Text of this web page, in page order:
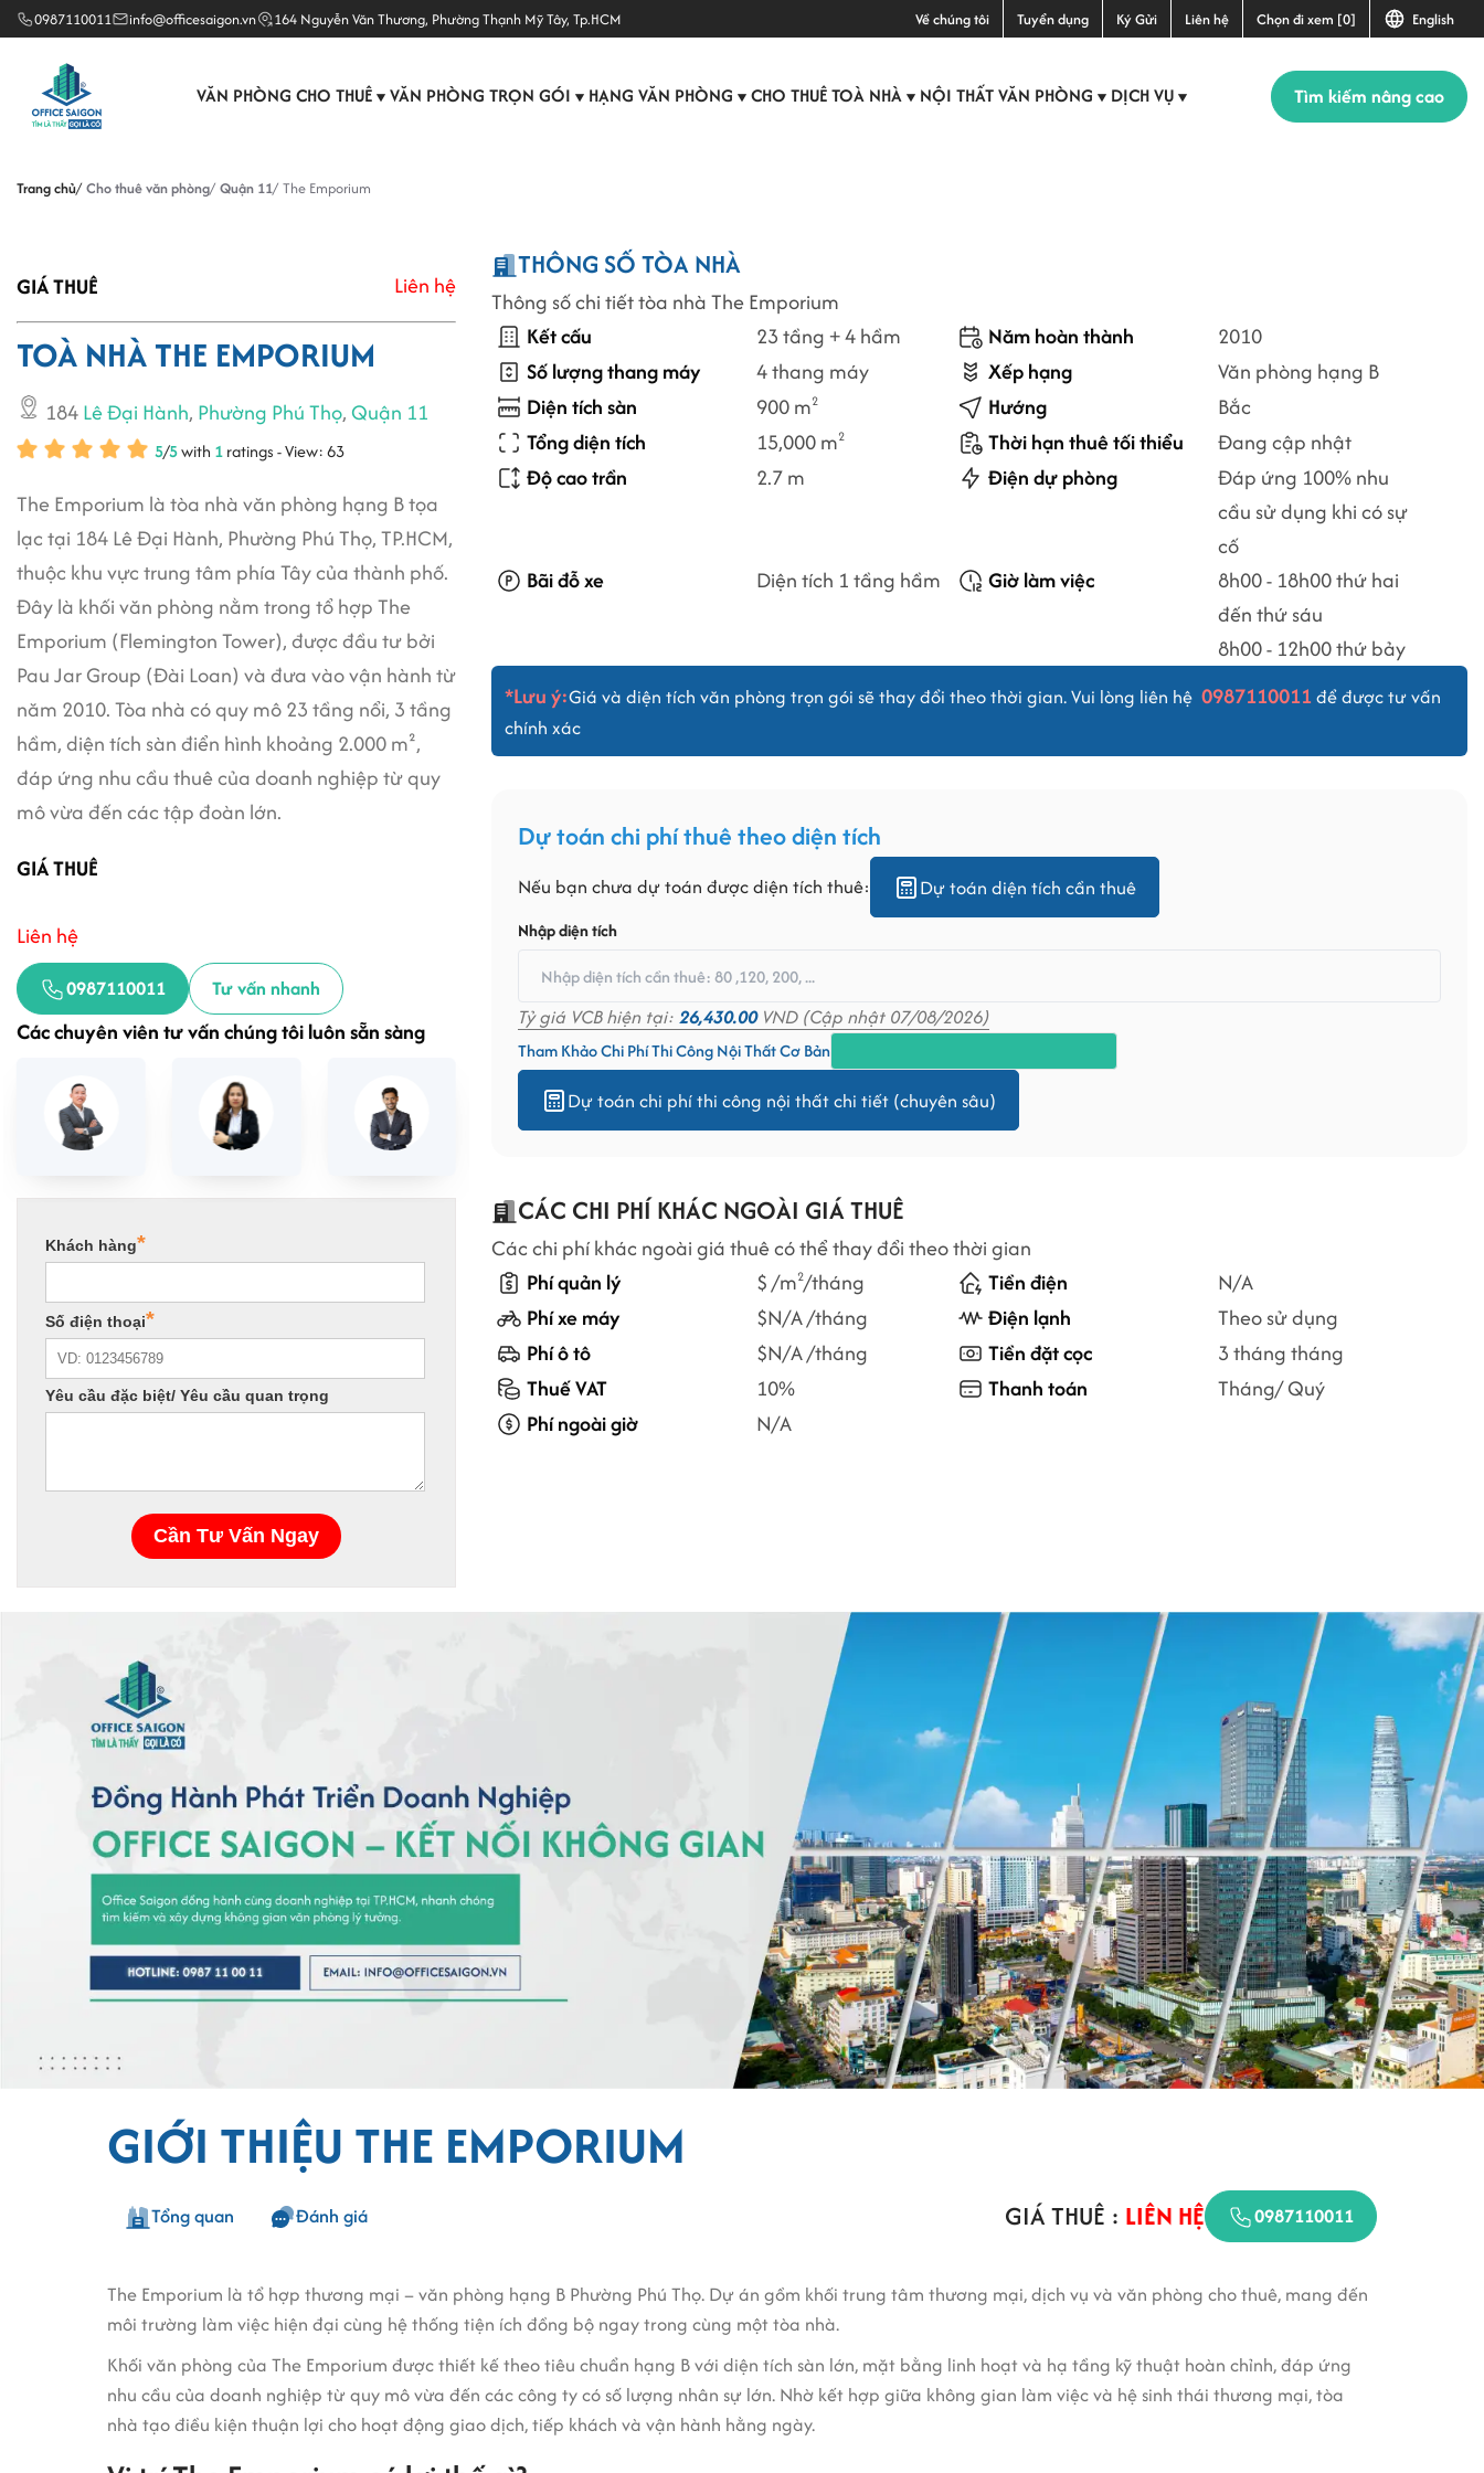
0987110011 info@officesaigon.vn 164 Nguyễn Văn Thương, Phường Thạnh Mỹ Tây, Tp.HCM Về chúng tôi Tuyển dụng Ký Gửi Liên hệ Chọn đi xem [0] English
VĂN PHÒNG CHO THUÊ ▼ VĂN PHÒNG TRỌN GÓI ▼ HẠNG VĂN PHÒNG ▼ CHO THUÊ TOÀ NHÀ ▼ NỘI THẤT VĂN PHÒNG ▼ DỊCH VỤ ▼ Tìm kiếm nâng cao
Trang chủ Cho thuê văn phòng Quận 11 The Emporium
GIÁ THUÊ Liên hệ
TOÀ NHÀ THE EMPORIUM
184Lê Đại Hành, Phường Phú Thọ,Quận 11
5/5with 1ratings - View: 63
The Emporium là tòa nhà văn phòng hạng B tọa
lạc tại 184 Lê Đại Hành, Phường Phú Thọ, TP.HCM,
thuộc khu vực trung tâm phía Tây của thành phố.
Đây là khối văn phòng nằm trong tổ hợp The
Emporium (Flemington Tower), được đầu tư bởi
Pau Jar Group (Đài Loan) và đưa vào vận hành từ
năm 2010. Tòa nhà có quy mô 23 tầng nổi, 3 tầng
hầm, diện tích sàn điển hình khoảng 2.000 m²,
đáp ứng nhu cầu thuê của doanh nghiệp từ quy
mô vừa đến các tập đoàn lớn.
GIÁ THUÊ
Liên hệ
0987110011 Tư vấn nhanh
Các chuyên viên tư vấn chúng tôi luôn sẵn sàng
THÔNG SỐ TÒA NHÀ
Thông số chi tiết tòa nhà The Emporium
Kết cấu
23 tầng + 4 hầm Năm hoàn thành
2010
Số lượng thang máy
4 thang máy Xếp hạng
Văn phòng hạng B
Diện tích sàn
900 m2 Hướng
Bắc
Tổng diện tích
15,000 m2 Thời hạn thuê tối thiểu
Đang cập nhật
Độ cao trần
2.7 m Điện dự phòng
Đáp ứng 100% nhu
cầu sử dụng khi có sự
cố
Bãi đỗ xe
Diện tích 1 tầng hầm Giờ làm việc
8h00 - 18h00 thứ hai
đến thứ sáu
8h00 - 12h00 thứ bảy
*Lưu ý:Giá và diện tích văn phòng trọn gói sẽ thay đổi theo thời gian. Vui lòng liên hệ 0987110011để được tư vấn
chính xác
Dự toán chi phí thuê theo diện tích
Nếu bạn chưa dự toán được diện tích thuê: Dự toán diện tích cần thuê
Nhập diện tích
Tỷ giá VCB hiện tại: 26,430.00VND (Cập nhật 07/08/2026)
Tham Khảo Chi Phí Thi Công Nội Thất Cơ Bản
Dự toán chi phí thi công nội thất chi tiết (chuyên sâu)
CÁC CHI PHÍ KHÁC NGOÀI GIÁ THUÊ
Các chi phí khác ngoài giá thuê có thể thay đổi theo thời gian
Phí quản lý
$ /m2/tháng Tiền điện
N/A
Phí xe máy
$N/A /tháng Điện lạnh
Theo sử dụng
Phí ô tô
$N/A /tháng Tiền đặt cọc
3 tháng tháng
Thuế VAT
10% Thanh toán
Tháng/ Quý
Phí ngoài giờ
N/A
GIỚI THIỆU THE EMPORIUM
Tổng quan Đánh giá GIÁ THUÊ : LIÊN HỆ 0987110011
The Emporium là tổ hợp thương mại – văn phòng hạng B Phường Phú Thọ. Dự án gồm khối trung tâm thương mại, dịch vụ và văn phòng cho thuê, mang đến
môi trường làm việc hiện đại cùng hệ thống tiện ích đồng bộ ngay trong cùng một tòa nhà.
Khối văn phòng của The Emporium được thiết kế theo tiêu chuẩn hạng B với diện tích sàn lớn, mặt bằng linh hoạt và hạ tầng kỹ thuật hoàn chỉnh, đáp ứng
nhu cầu của doanh nghiệp từ quy mô vừa đến các công ty có số lượng nhân sự lớn. Nhờ kết hợp giữa không gian làm việc và hệ sinh thái thương mại, tòa
nhà tạo điều kiện thuận lợi cho hoạt động giao dịch, tiếp khách và vận hành hằng ngày.